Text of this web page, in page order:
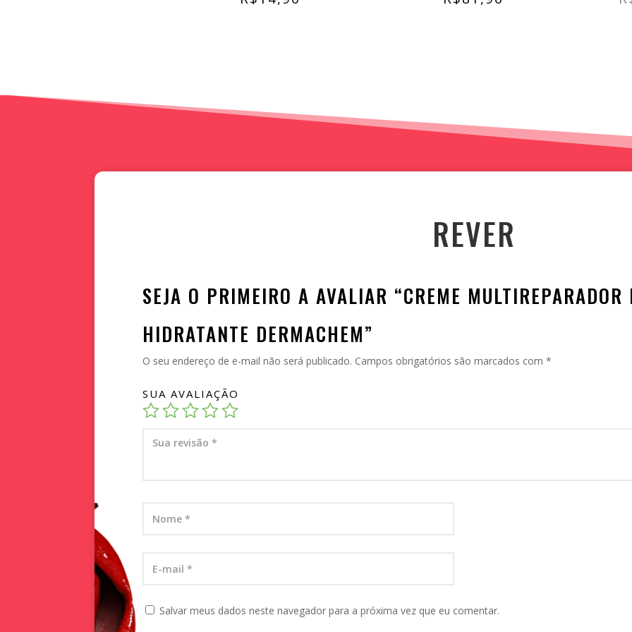
REVER
SEJA O PRIMEIRO A AVALIAR “CREME
HIDRATANTE DERMACHEM”
O seu endereço de e-mail não será publicado. Campos obrigatórios são marcados com *
SUA AVALIAÇÃO
Salvar meus dados neste navegador para a próxima vez que eu comentar.